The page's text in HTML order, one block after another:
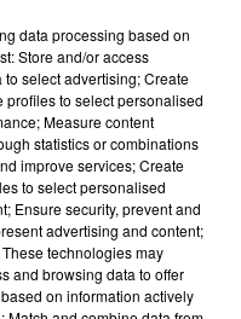
- VIDE-
l'Évêque (Loir-
: Vide-greniers de
data processing based on
Store and/or access
select advertising; Create
to select personalised
Measure content
statistics or combinations
improve services; Create
to select personalised
Ensure security, prevent and
advertising and content;
technologies may
and browsing data to offer
on information actively